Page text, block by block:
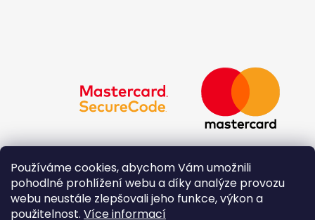
Používáme cookies, abychom Vám umožnili
pohodlné prohlížení webu a díky analýze provozu
webu neustále zlepšovali jeho funkce, výkon a
použitelnost. Více informací